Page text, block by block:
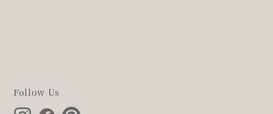
Follow Us